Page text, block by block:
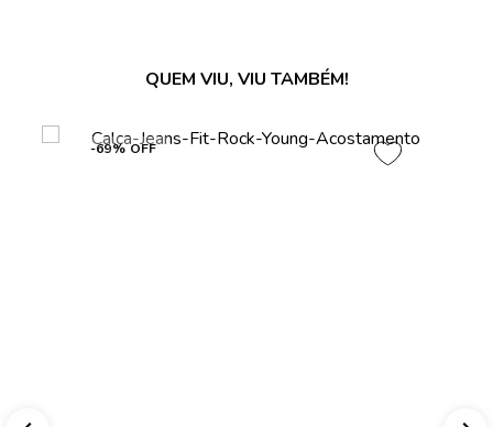
QUEM VIU, VIU TAMBÉM!
-69% OFF